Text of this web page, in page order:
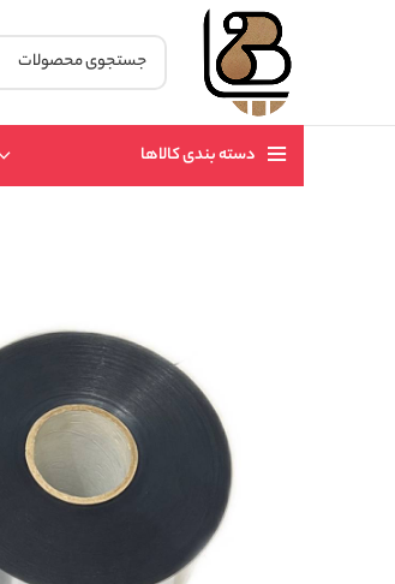
دسته بندی کالاها